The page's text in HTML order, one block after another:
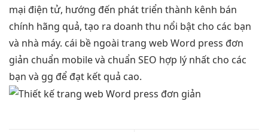
mại điện tử, hướng đến phát triển thành kênh bán
chính hãng quả, tạo ra doanh thu nổi bật cho các bạn
và nhà máy. cái bề ngoài trang web Word press đơn
giản chuẩn mobile và chuẩn SEO hợp lý nhất cho các
bạn và gg để đạt kết quả cao.